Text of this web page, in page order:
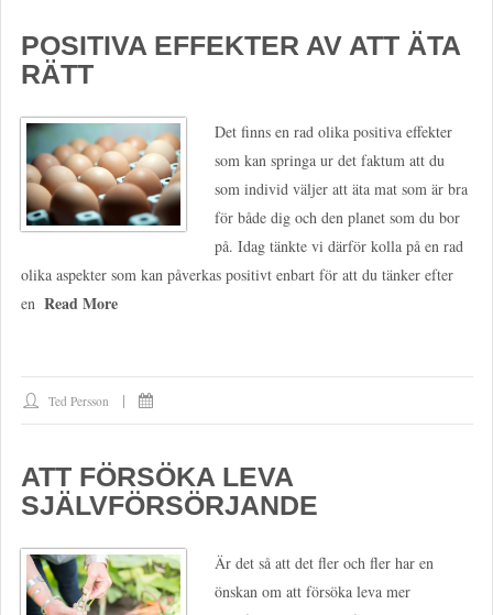
POSITIVA EFFEKTER AV ATT ÄTA
RÄTT
Det finns en rad olika positiva effekter
som kan springa ur det faktum att du
som individ väljer att äta mat som är bra
för både dig och den planet som du bor
på. Idag tänkte vi därför kolla på en rad
olika aspekter som kan påverkas positivt enbart för att du tänker efter
en Read More
Ted Persson
ATT FÖRSÖKA LEVA
SJÄLVFÖRSÖRJANDE
Är det så att det fler och fler har en
önskan om att försöka leva mer